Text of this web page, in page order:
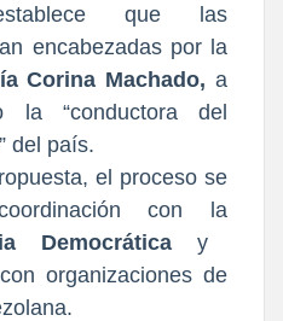
que las
encabezadas por la
Corina Machado, a
la “conductora del
del país.
el proceso se
con la
Democrática
y
organizaciones de